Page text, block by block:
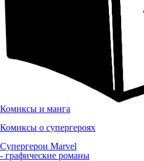
Комиксы и манга
Комиксы о супергероях
Супергерои Marvel
- графические романы